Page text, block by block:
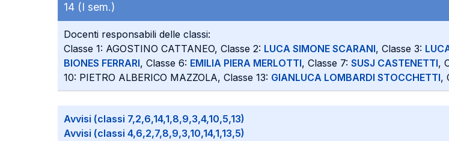
14 (I sem.)
Docenti responsabili delle classi:
Classe 1: AGOSTINO CATTANEO, Classe 2: LUCA SIMONE SCARANI, Classe 3:
BIONES FERRARI, Classe 6: EMILIA PIERA MERLOTTI, Classe 7: SUSJ CASTENETTI,
10: PIETRO ALBERICO MAZZOLA, Classe 13: GIANLUCA LOMBARDI STOCCHETTI,
Avvisi (classi 7,2,6,14,1,8,9,3,4,10,5,13)
Avvisi (classi 4,6,2,7,8,9,3,10,14,1,13,5)